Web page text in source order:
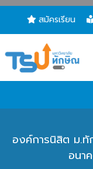
สมัครเรียน
องค์การนิสิต ม.
อนา